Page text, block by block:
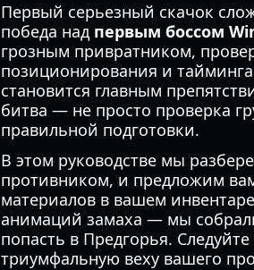
Первый серьезный скачок
победа над первым боссом
грозным привратником,
позиционирования и
становится главным
битва — не просто проверка
правильной подготовки.
В этом руководстве мы
противником, и предложим
материалов в вашем
анимаций замаха — мы
попасть в Предгорья.
триумфальную веху вашего